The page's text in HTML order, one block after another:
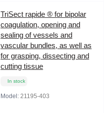
TriSect rapide ® for bipolar
coagulation, opening and
sealing of vessels and
vascular bundles, as well as
for grasping, dissecting and
cutting tissue
In stock
Model: 21195-403